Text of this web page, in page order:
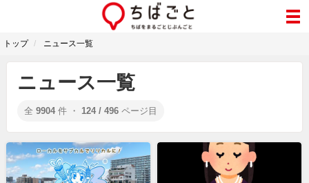
トップ ニュース一覧
ニュース一覧
全 9904 件 ・ 124 / 496 ページ目